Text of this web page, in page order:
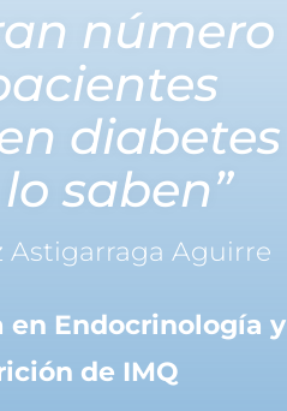
número
diabetes
saben”
Astigarraga Aguirre
en Endocrinología y
de IMQ